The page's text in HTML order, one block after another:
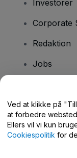
Investorer
Corporate
Redaktion
Jobs
Har du
Ved at klikke på
at forbedre
Ellers vil vi kun
Cookiespolitik for